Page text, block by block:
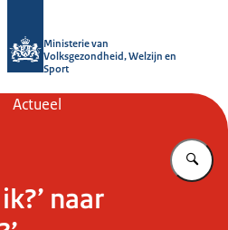
Ministerie van
Volksgezondheid, Welzijn en
Sport
Actueel
naar